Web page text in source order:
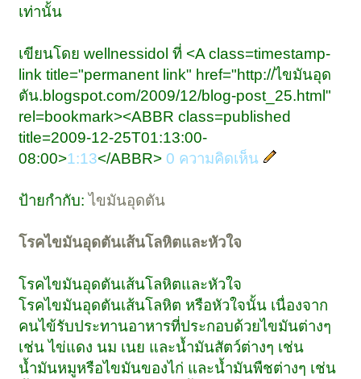
เท่านั้น
เขียนโดย wellnessidol ที่ <A class=timestamp-
link title="permanent link" href="http://ไขมันอุด
ตัน.blogspot.com/2009/12/blog-post_25.html"
rel=bookmark><ABBR class=published
title=2009-12-25T01:13:00-
08:00>1:13</ABBR>0 ความคิดเห็น
ป้ายกำกับ:ไขมันอุดตัน
โรคไขมันอุดตันเส้นโลหิตและหัวใจ
โรคไขมันอุดตันเส้นโลหิตและหัวใจ
โรคไขมันอุดตันเส้นโลหิต หรือหัวใจนั้น เนื่องจาก
คนไข้รับประทานอาหารที่ประกอบด้วยไขมันต่างๆ
เช่น ไข่แดง นม เนย และน้ำมันสัตว์ต่างๆ เช่น
น้ำมันหมูหรือไขมันของไก่ และน้ำมันพืชต่างๆ เช่น